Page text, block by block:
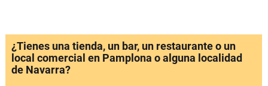
¿Tienes una tienda, un bar, un restaurante o un
local comercial en Pamplona o alguna localidad
de Navarra?